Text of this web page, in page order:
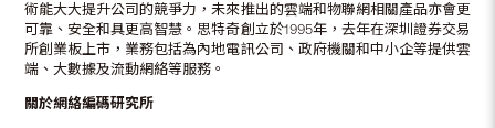
術能大大提升公司的競爭力，未來推出的雲端和物聯網相關產品亦會更
可靠、安全和具更高智慧。思特奇創立於1995年，去年在深圳證券交易
所創業板上市，業務包括為內地電訊公司、政府機關和中小企等提供雲
端、大數據及流動網絡等服務。
關於網絡編碼研究所